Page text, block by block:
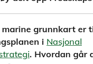
marine grunnkart er
i Nasjonal
. Hvordan går